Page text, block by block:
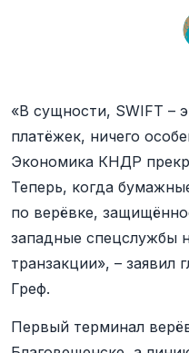
«В сущности, SWIFT –
платёжек, ничего
Экономика КНДР
Теперь, когда
по верёвке,
западные спецслужбы
транзакции», – заявил
Греф.
Первый терминал